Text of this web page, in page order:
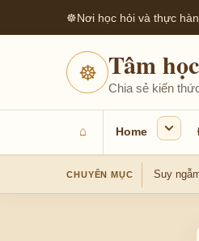
☸Nơi học hỏi và thực
☸ Tâm học
Chia sẻ kiến
⌂ Home
CHUYÊN MỤC Suy